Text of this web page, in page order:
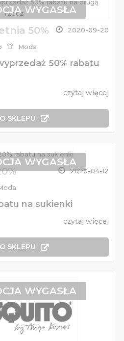
50% 2020-09-20
Moda
50% rabatu
czytaj więcej
SKLEPU
WYGASŁA
2020-04-12
na sukienki
czytaj więcej
SKLEPU
WYGASŁA
WYGASŁA